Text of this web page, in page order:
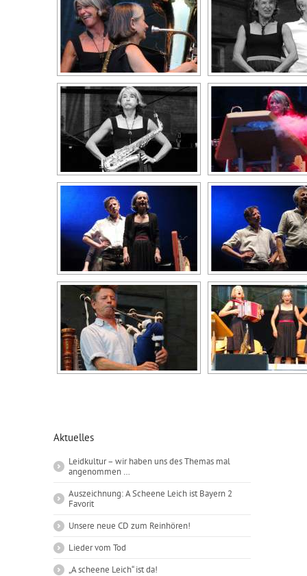
Aktuelles
Leidkultur – wir haben uns des Themas mal
angenommen …
Auszeichnung: A Scheene Leich ist Bayern 2
Favorit
Unsere neue CD zum Reinhören!
Lieder vom Tod
„A scheene Leich“ ist da!